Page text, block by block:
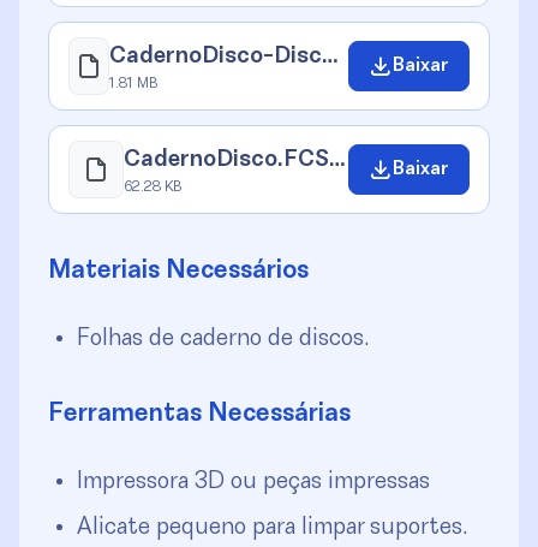
CadernoDisco-Disco_20mm.stl
1.81 MB
Baixar
CadernoDisco.FCStd
62.28 KB
Baixar
Materiais Necessários
Folhas de caderno de discos.
Ferramentas Necessárias
Impressora 3D ou peças impressas
Alicate pequeno para limpar suportes.